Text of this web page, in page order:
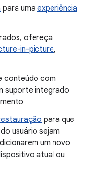
para uma experiência
ofereça
in-picture,
conteúdo com
suporte integrado
para que
usuário sejam
um novo
atual ou